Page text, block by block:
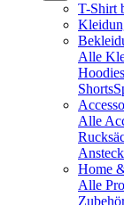
T-Shirt
Alle
Hoodies
Shorts
Alle
Home
Alle